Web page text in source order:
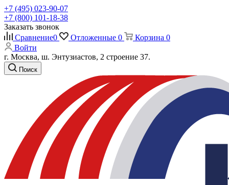
+7 (495) 023-90-07
+7 (800) 101-18-38
Заказать звонок
Сравнение0 Отложенные 0 Корзина 0
Войти
г. Москва, ш. Энтузиастов, 2 строение 37.
Поиск